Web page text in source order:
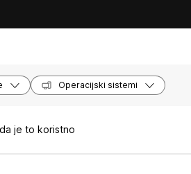
Operacijski sistemi
je to koristno